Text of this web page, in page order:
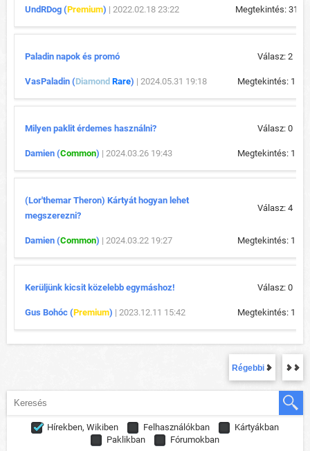
UndRDog (Premium) | 2022.02.18 23:22 Megtekintés: 31
Paladin napok és promó Válasz: 2
VasPaladin (Diamond Rare) | 2024.05.31 19:18 Megtekintés: 1
Milyen paklit érdemes használni? Válasz: 0
Damien (Common) | 2024.03.26 19:43 Megtekintés: 1
(Lor'themar Theron) Kártyát hogyan lehet
megszerezni?
Válasz: 4
Damien (Common) | 2024.03.22 19:27 Megtekintés: 1
Kerüljünk kicsit közelebb egymáshoz! Válasz: 0
Gus Bohóc (Premium) | 2023.12.11 15:42 Megtekintés: 1
Régebbi
Hírekben, Wikiben Felhasználókban
Kártyákban
Paklikban
Fórumokban